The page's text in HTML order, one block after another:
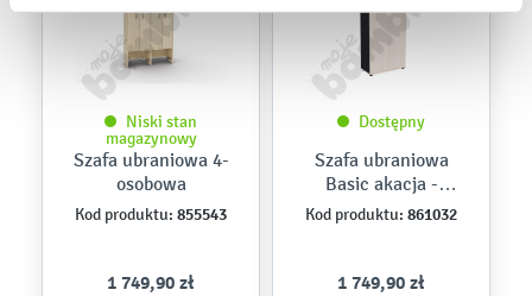
Niski stan
magazynowy
Szafa ubraniowa 4-
osobowa
Kod produktu: 855543
1 749,90 zł
Dostępny
Szafa ubraniowa
Basic akacja -
skrzynia antracyt
Kod produktu: 861032
1 749,90 zł